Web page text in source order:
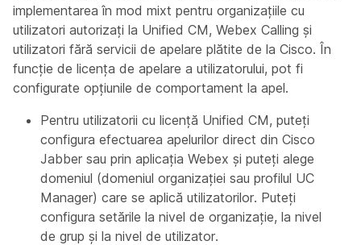
implementarea în mod mixt pentru organizațiile cu
utilizatori autorizați la Unified CM, Webex Calling și
utilizatori fără servicii de apelare plătite de la Cisco. În
funcție de licența de apelare a utilizatorului, pot fi
configurate opțiunile de comportament la apel.
Pentru utilizatorii cu licență Unified CM, puteți
configura efectuarea apelurilor direct din Cisco
Jabber sau prin aplicația Webex și puteți alege
domeniul (domeniul organizației sau profilul UC
Manager) care se aplică utilizatorilor. Puteți
configura setările la nivel de organizație, la nivel
de grup și la nivel de utilizator.